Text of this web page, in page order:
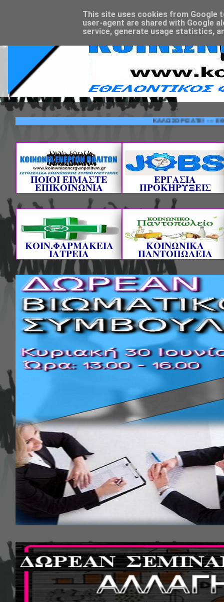
ΚΑΛΩΣΟΡΙΣΑΤΕ! ---
ΠΟΙΟΙ ΕΙΜΑΣΤΕ
ΕΠΙΚΟΙΝΩΝΙΑ
ΕΡΓΑΣΙΑ
ΠΡΟΚΗΡΥΞΕΙΣ
ΚΟΙΝ.ΦΑΡΜΑΚΕΙΑ
ΙΑΤΡΕΙΑ
ΚΟΙΝΩΝΙΚΑ
ΠΑΝΤΟΠΩΛΕΙΑ
This site uses cookies from Google
user-agent are shared with Google
service, generate usage statistics,